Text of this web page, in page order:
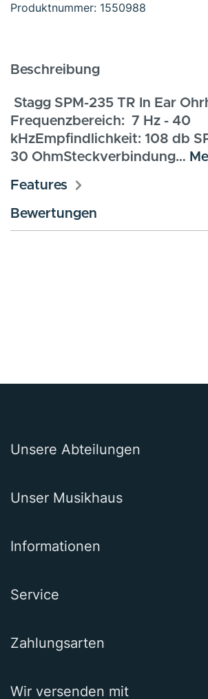
Produktnummer: 1550988
Beschreibung
Stagg SPM-235 TR In Ear
Frequenzbereich: 7 Hz - 40
kHzEmpfindlichkeit: 108 db
30 OhmSteckverbindung…
Features
Bewertungen
Unsere Abteilungen
Unser Musikhaus
Informationen
Service
Zahlungsarten
Wir versenden mit